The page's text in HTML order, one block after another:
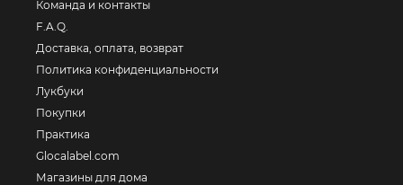
Команда и контакты
F.A.Q.
Доставка, оплата, возврат
Политика конфиденциальности
Лукбуки
Покупки
Практика
Glocalabel.com
Магазины для дома